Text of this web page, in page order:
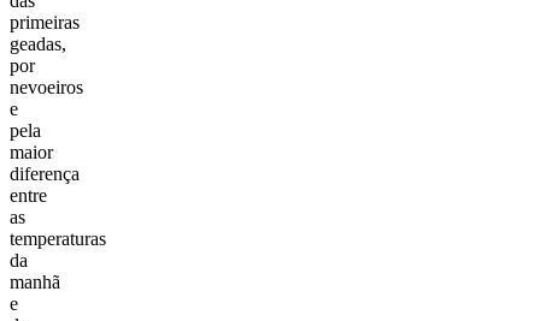
primeiras
geadas,
por
nevoeiros
e
pela
maior
diferença
entre
as
temperaturas
da
manhã
e